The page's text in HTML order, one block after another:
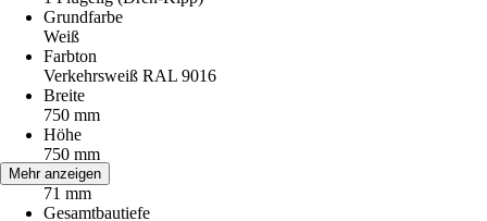
Grundfarbe
Weiß
Farbton
Verkehrsweiß RAL 9016
Breite
750 mm
Höhe
750 mm
Bautiefe
71 mm
Gesamtbautiefe
Mehr anzeigen